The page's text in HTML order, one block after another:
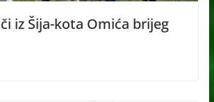
iz Šija-kota Omića brijeg